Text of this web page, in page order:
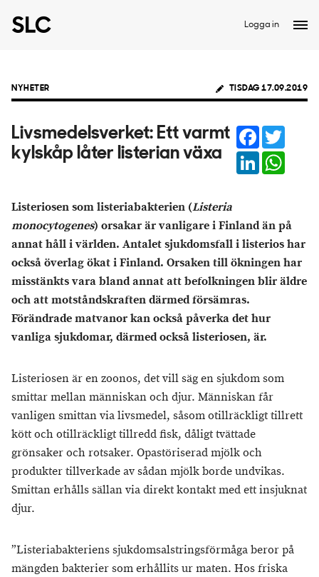
Logga in
NYHETER TISDAG 17.09.2019
Livsmedelsverket: Ett varmt
kylskåp låter listerian växa
Facebook
LinkedIn
Listeriosen som listeriabakterien (Listeria
monocytogenes) orsakar är vanligare i Finland än på
annat håll i världen. Antalet sjukdomsfall i listerios har
också överlag ökat i Finland. Orsaken till ökningen har
misstänkts vara bland annat att befolkningen blir äldre
och att motståndskraften därmed försämras.
Förändrade matvanor kan också påverka det hur
vanliga sjukdomar, därmed också listeriosen, är.
Listeriosen är en zoonos, det vill säg en sjukdom som
smittar mellan människan och djur. Människan får
vanligen smittan via livsmedel, såsom otillräckligt tillrett
kött och otillräckligt tillredd fisk, dåligt tvättade
grönsaker och rotsaker. Opastöriserad mjölk och
produkter tillverkade av sådan mjölk borde undvikas.
Smittan erhålls sällan via direkt kontakt med ett insjuknat
djur.
”Listeriabakteriens sjukdomsalstringsförmåga beror på
mängden bakterier som erhållits ur maten. Hos friska